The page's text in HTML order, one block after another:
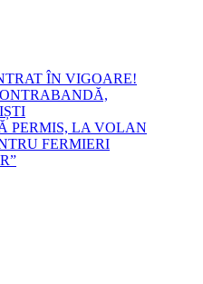
ÎN VIGOARE!
PERMIS, LA VOLAN
FERMIERI